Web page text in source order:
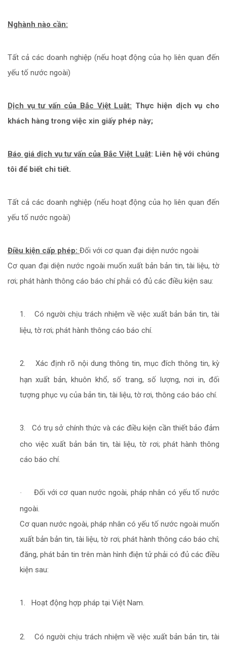
Nghành nào cần:
Tất cả các doanh nghiệp (nếu hoạt động của họ liên quan đến
yếu tố nước ngoài)
Dịch vụ tư vấn của Bắc Việt Luật: Thực hiện dịch vụ cho
khách hàng trong việc xin giấy phép này;
Báo giá dịch vụ tư vấn của Bắc Việt Luật: Liên hệ với chúng
tôi để biết chi tiết.
Tất cả các doanh nghiệp (nếu hoạt động của họ liên quan đến
yếu tố nước ngoài)
Điều kiện cấp phép: Đối với cơ quan đại diện nước ngoài
Cơ quan đại diện nước ngoài muốn xuất bản bản tin, tài liệu, tờ
rơi; phát hành thông cáo báo chí phải có đủ các điều kiện sau:
1.
Có người chịu trách nhiệm về việc xuất bản bản tin, tài
liệu, tờ rơi; phát hành thông cáo báo chí.
2.
Xác định rõ nội dung thông tin, mục đích thông tin, kỳ
hạn xuất bản, khuôn khổ, số trang, số lượng, nơi in, đối
tượng phục vụ của bản tin, tài liệu, tờ rơi, thông cáo báo chí.
3.
Có trụ sở chính thức và các điều kiện cần thiết bảo đảm
cho việc xuất bản bản tin, tài liệu, tờ rơi; phát hành thông
cáo báo chí.
·
Đối với cơ quan nước ngoài, pháp nhân có yếu tố nước
ngoài.
Cơ quan nước ngoài, pháp nhân có yếu tố nước ngoài muốn
xuất bản bản tin, tài liệu, tờ rơi; phát hành thông cáo báo chí;
đăng, phát bản tin trên màn hình điện tử phải có đủ các điều
kiện sau:
1. Hoạt động hợp pháp tại Việt Nam.
2.
Có người chịu trách nhiệm về việc xuất bản bản tin, tài